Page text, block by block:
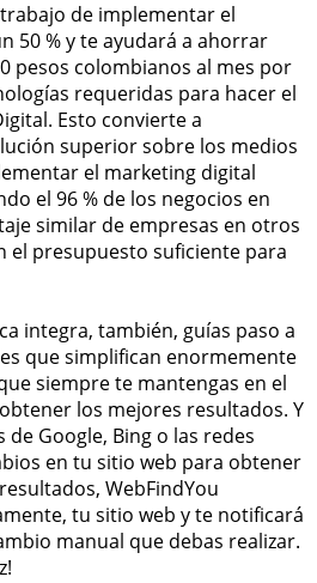
de implementar el
50 % y te ayudará a ahorrar
pesos colombianos al mes por
requeridas para hacer el
Esto convierte a
superior sobre los medios
el marketing digital
el 96 % de los negocios en
similar de empresas en otros
el presupuesto suficiente para
integra, también, guías paso a
que simplifican enormemente
siempre te mantengas en el
los mejores resultados. Y
Google, Bing o las redes
en tu sitio web para obtener
WebFindYou
tu sitio web y te notificará
manual que debas realizar.